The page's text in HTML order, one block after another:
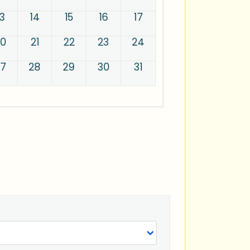
14 15 16
17
21 22 23
24
28 29 30 31